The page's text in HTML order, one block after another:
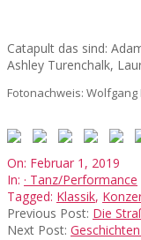
Catapult das sind:
Ashley Turenchalk,
Fotonachweis:
2019-
02-
01
On: Februar 1, 2019
In: · Tanz/Performance
Tagged: Klassik,
Previous Post: Die
Next Post: